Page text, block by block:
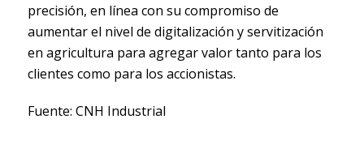
precisión, en línea con su compromiso de
aumentar el nivel de digitalización y servitización
en agricultura para agregar valor tanto para los
clientes como para los accionistas.
Fuente: CNH Industrial